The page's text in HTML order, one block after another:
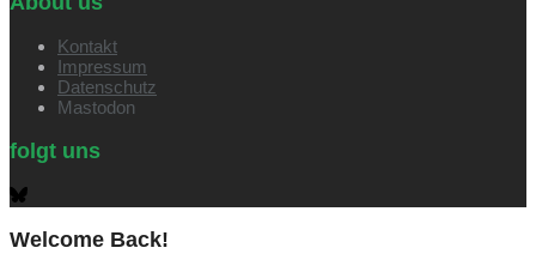
Kontakt
Impressum
Datenschutz
Mastodon
folgt uns
Welcome Back!